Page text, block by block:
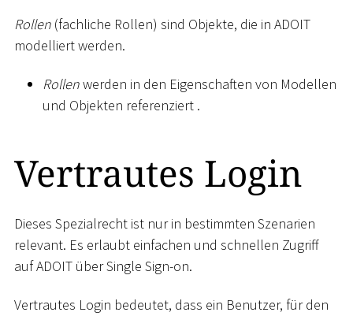
Rollen (fachliche Rollen) sind Objekte, die in ADOIT
modelliert werden.
Rollenwerden in den Eigenschaften von Modellen
und Objekten referenziert .
Vertrautes Login
Dieses Spezialrecht ist nur in bestimmten Szenarien
relevant. Es erlaubt einfachen und schnellen Zugriff
auf ADOIT über Single Sign-on.
Vertrautes Login bedeutet, dass ein Benutzer, für den